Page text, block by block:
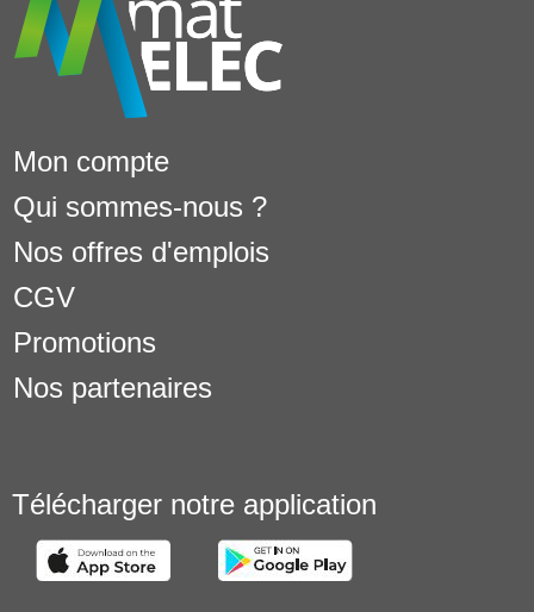
Mon compte
Qui sommes-nous ?
Nos offres d'emplois
CGV
Promotions
Nos partenaires
Télécharger notre application